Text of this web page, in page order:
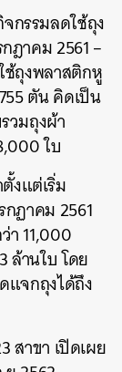
กรรมลดใช้ถุง
กฎาคม 2561 –
ช้ถุงพลาสติกหู
ตันคิดเป็น
วมถุงผ้า
ใบ
งแต่เริ่ม
กฏาคม 2561
า11,000
ล้านใบโดย
แจกถุงได้ถึง
สาขา เปิดเผย
EMAIL